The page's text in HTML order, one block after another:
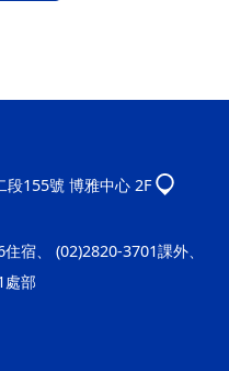
段155號 博雅中心 2F
宿、 (02)2820-3701課外、
處部